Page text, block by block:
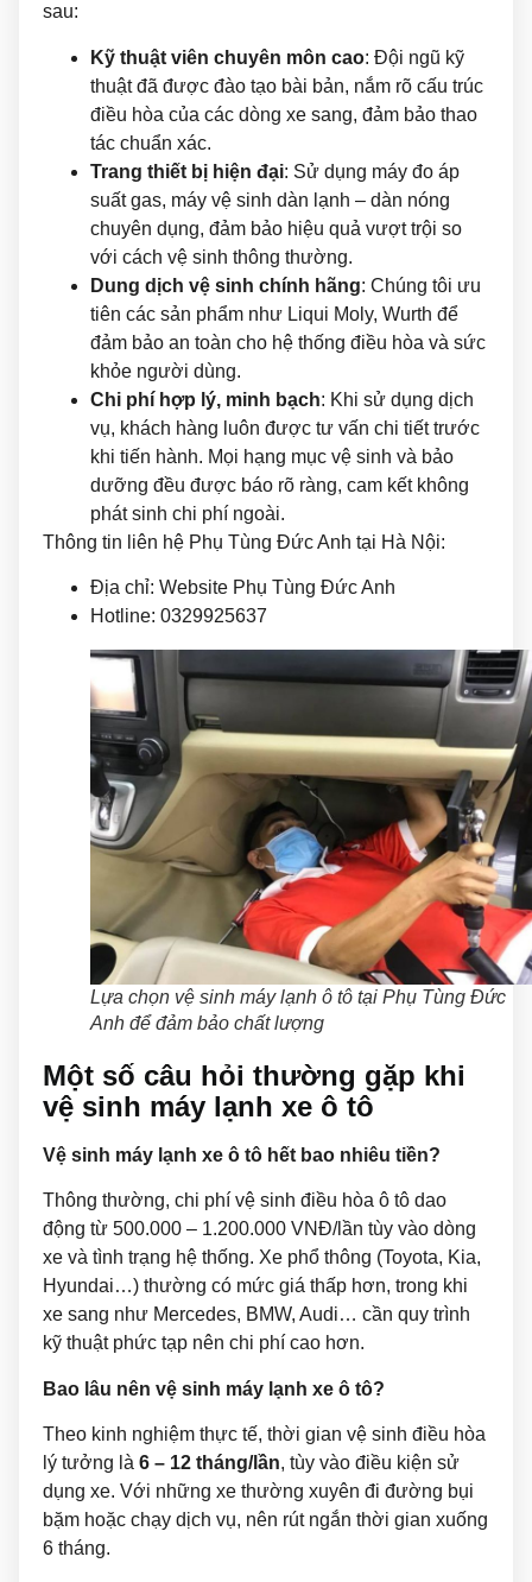
sau:
Kỹ thuật viên chuyên môn cao: Đội ngũ kỹ
thuật đã được đào tạo bài bản, nắm rõ cấu trúc
điều hòa của các dòng xe sang, đảm bảo thao
tác chuẩn xác.
Trang thiết bị hiện đại: Sử dụng máy đo áp
suất gas, máy vệ sinh dàn lạnh – dàn nóng
chuyên dụng, đảm bảo hiệu quả vượt trội so
với cách vệ sinh thông thường.
Dung dịch vệ sinh chính hãng: Chúng tôi ưu
tiên các sản phẩm như Liqui Moly, Wurth để
đảm bảo an toàn cho hệ thống điều hòa và sức
khỏe người dùng.
Chi phí hợp lý, minh bạch: Khi sử dụng dịch
vụ, khách hàng luôn được tư vấn chi tiết trước
khi tiến hành. Mọi hạng mục vệ sinh và bảo
dưỡng đều được báo rõ ràng, cam kết không
phát sinh chi phí ngoài.
Thông tin liên hệ Phụ Tùng Đức Anh tại Hà Nội:
Địa chỉ: Website Phụ Tùng Đức Anh
Hotline: 0329925637
Lựa chọn vệ sinh máy lạnh ô tô tại Phụ Tùng Đức
Anh để đảm bảo chất lượng
Một số câu hỏi thường gặp khi
vệ sinh máy lạnh xe ô tô
Vệ sinh máy lạnh xe ô tô hết bao nhiêu tiền?
Thông thường, chi phí vệ sinh điều hòa ô tô dao
động từ 500.000 – 1.200.000 VNĐ/lần tùy vào dòng
xe và tình trạng hệ thống. Xe phổ thông (Toyota, Kia,
Hyundai…) thường có mức giá thấp hơn, trong khi
xe sang như Mercedes, BMW, Audi… cần quy trình
kỹ thuật phức tạp nên chi phí cao hơn.
Bao lâu nên vệ sinh máy lạnh xe ô tô?
Theo kinh nghiệm thực tế, thời gian vệ sinh điều hòa
lý tưởng là 6 – 12 tháng/lần, tùy vào điều kiện sử
dụng xe. Với những xe thường xuyên đi đường bụi
bặm hoặc chạy dịch vụ, nên rút ngắn thời gian xuống
6 tháng.